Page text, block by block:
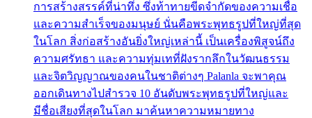
การสร้างสรรค์ที่น่าทึ่ง ซึ่งท้าทายขีดจำกัดของความเชื่อ
และความสำเร็จของมนุษย์ นั่นคือพระพุทธรูปที่ใหญ่ที่สุด
ในโลก สิ่งก่อสร้างอันยิ่งใหญ่เหล่านี้ เป็นเครื่องพิสูจน์ถึง
ความศรัทธา และความทุ่มเทที่ฝังรากลึกในวัฒนธรรม
และจิตวิญญาณของคนในชาติต่างๆ Palanla จะพาคุณ
ออกเดินทางไปสำรวจ 10 อันดับพระพุทธรูปที่ใหญ่และ
มีชื่อเสียงที่สุดในโลก มาค้นหาความหมายทาง